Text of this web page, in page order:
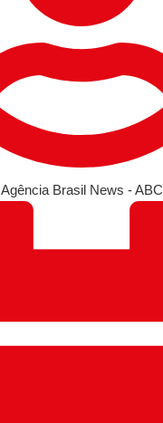
Agência Brasil News - ABC